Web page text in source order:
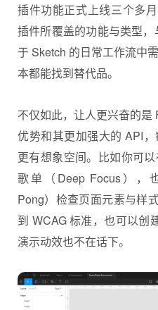
插件功能正式上线三个多
插件所覆盖的功能与类型
于 Sketch 的日常工作流中
本都能找到替代品。
不仅如此，让人更兴奋的是
优势和其更加强大的 API
更有想象空间。比如你可
歌单（Deep Focus），
Pong）检查页面元素与样
到 WCAG 标准，也可以创
演示动效也不在话下。